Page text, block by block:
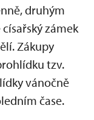
druhým
zámek
Zákupy
tzv.
vánočně
čase.